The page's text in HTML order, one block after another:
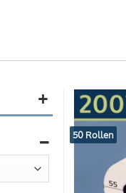
+
50 Rollen